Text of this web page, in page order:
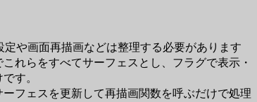
や画面再描画などは整理する必要があります
れらをすべてサーフェスとし、フラグで表示・
す。
フェスを更新して再描画関数を呼ぶだけで処理